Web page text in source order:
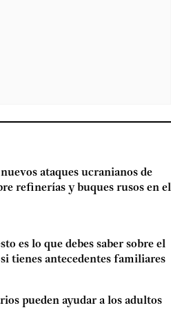
ataques ucranianos de
refinerías y buques rusos en el
es lo que debes saber sobre el
tienes antecedentes familiares
pueden ayudar a los adultos